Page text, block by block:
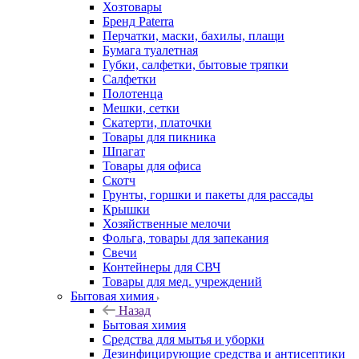
Хозтовары
Бренд Paterra
Перчатки, маски, бахилы, плащи
Бумага туалетная
Губки, салфетки, бытовые тряпки
Салфетки
Полотенца
Мешки, сетки
Скатерти, платочки
Товары для пикника
Шпагат
Товары для офиса
Скотч
Грунты, горшки и пакеты для рассады
Крышки
Хозяйственные мелочи
Фольга, товары для запекания
Свечи
Контейнеры для СВЧ
Товары для мед. учреждений
Бытовая химия
Назад
Бытовая химия
Средства для мытья и уборки
Дезинфицирующие средства и антисептики